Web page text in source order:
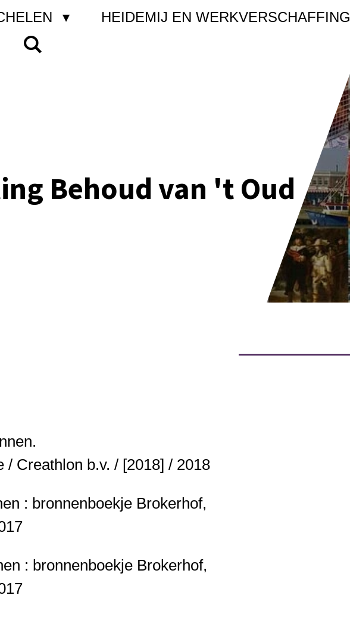
HEIDEMIJ EN WERKVERSCHAFFING
Behoud van 't Oud
/ Creathlon b.v. / [2018] / 2018
: bronnenboekje Brokerhof,
: bronnenboekje Brokerhof,